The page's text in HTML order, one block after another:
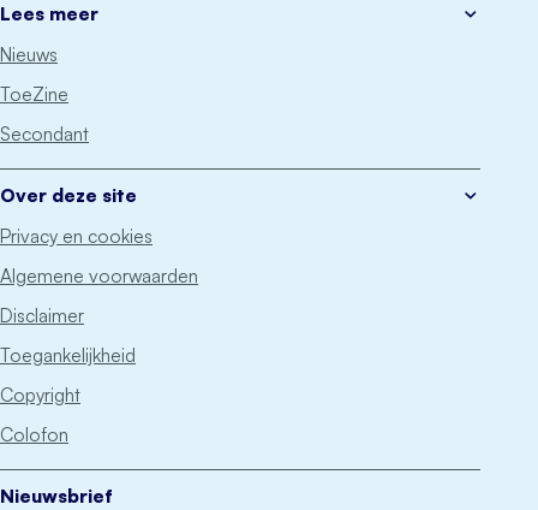
Lees meer
Nieuws
ToeZine
Secondant
Over deze site
Privacy en cookies
Algemene voorwaarden
Disclaimer
Toegankelijkheid
Copyright
Colofon
Nieuwsbrief